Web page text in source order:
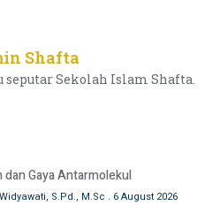
Shafta
Sekolah Islam Shafta.
dan Gaya Antarmolekul
S.Pd., M.Sc 6 August 2026